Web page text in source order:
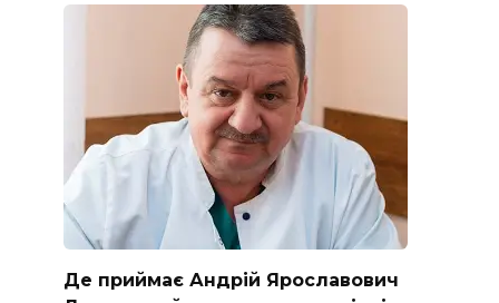
Де приймає Андрій Ярославович